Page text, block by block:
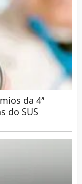
da 4ª
do SUS